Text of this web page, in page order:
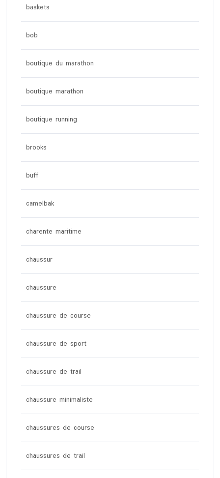
baskets
bob
boutique du marathon
boutique marathon
boutique running
brooks
buff
camelbak
charente maritime
chaussur
chaussure
chaussure de course
chaussure de sport
chaussure de trail
chaussure minimaliste
chaussures de course
chaussures de trail